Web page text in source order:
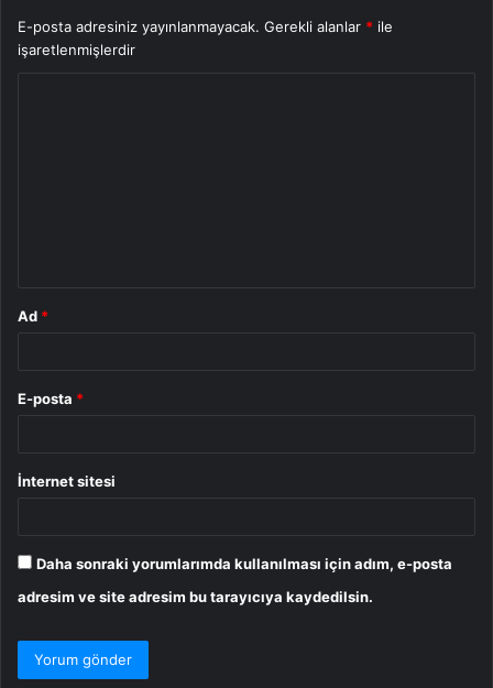
E-posta adresiniz yayınlanmayacak. Gerekli alanlar * ile
işaretlenmişlerdir
Ad *
E-posta *
İnternet sitesi
Daha sonraki yorumlarımda kullanılması için adım, e-posta
adresim ve site adresim bu tarayıcıya kaydedilsin.